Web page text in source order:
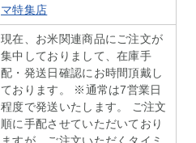
マ特集店
現在、お米関連商品にご注文が
集中しておりまして、在庫手
配・発送日確認にお時間頂戴し
ております。 ※通常は7営業日
程度で発送いたします。 ご注文
順に手配させていただいており
ますが、ご注文いただくタイミ